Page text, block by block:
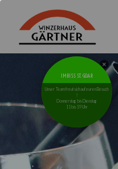
IMBISS ST. GOAR
Unser Team freut sich auf euren Besuch
!
Donnerstag bis Dienstag
11 bis 19 Uhr